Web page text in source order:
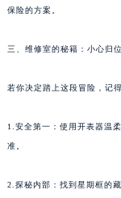
保险的方案。
三、维修室的秘籍：小心归位
若你决定踏上这段冒险，记
1.安全第一：使用开表器温
准。
2.探秘内部：找到星期框的